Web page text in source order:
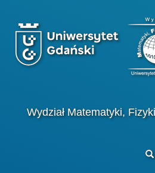
Wydział Matematyki,